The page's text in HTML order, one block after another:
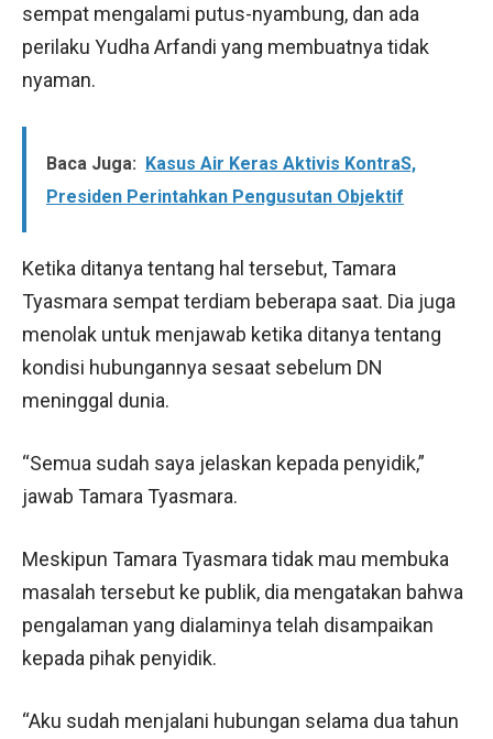
sempat mengalami putus-nyambung, dan ada
perilaku Yudha Arfandi yang membuatnya tidak
nyaman.
Baca Juga: Kasus Air Keras Aktivis KontraS,
Presiden Perintahkan Pengusutan Objektif
Ketika ditanya tentang hal tersebut, Tamara
Tyasmara sempat terdiam beberapa saat. Dia juga
menolak untuk menjawab ketika ditanya tentang
kondisi hubungannya sesaat sebelum DN
meninggal dunia.
“Semua sudah saya jelaskan kepada penyidik,”
jawab Tamara Tyasmara.
Meskipun Tamara Tyasmara tidak mau membuka
masalah tersebut ke publik, dia mengatakan bahwa
pengalaman yang dialaminya telah disampaikan
kepada pihak penyidik.
“Aku sudah menjalani hubungan selama dua tahun